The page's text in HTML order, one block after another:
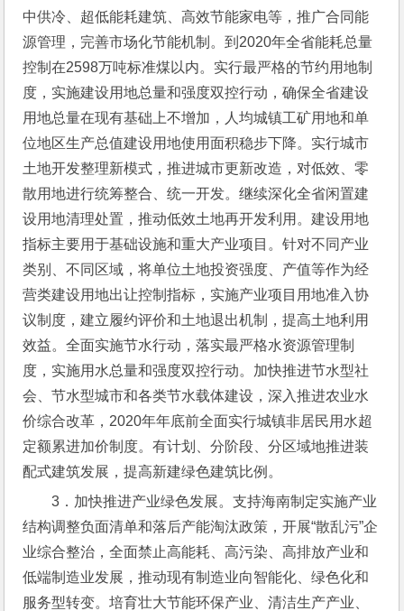
中供冷、超低能耗建筑、高效节能家电等，推广合同能
源管理，完善市场化节能机制。到2020年全省能耗总量
控制在2598万吨标准煤以内。实行最严格的节约用地制
度，实施建设用地总量和强度双控行动，确保全省建设
用地总量在现有基础上不增加，人均城镇工矿用地和单
位地区生产总值建设用地使用面积稳步下降。实行城市
土地开发整理新模式，推进城市更新改造，对低效、零
散用地进行统筹整合、统一开发。继续深化全省闲置建
设用地清理处置，推动低效土地再开发利用。建设用地
指标主要用于基础设施和重大产业项目。针对不同产业
类别、不同区域，将单位土地投资强度、产值等作为经
营类建设用地出让控制指标，实施产业项目用地准入协
议制度，建立履约评价和土地退出机制，提高土地利用
效益。全面实施节水行动，落实最严格水资源管理制
度，实施用水总量和强度双控行动。加快推进节水型社
会、节水型城市和各类节水载体建设，深入推进农业水
价综合改革，2020年年底前全面实行城镇非居民用水超
定额累进加价制度。有计划、分阶段、分区域地推进装
配式建筑发展，提高新建绿色建筑比例。
3．加快推进产业绿色发展。支持海南制定实施产业
结构调整负面清单和落后产能淘汰政策，开展“散乱污”企
业综合整治，全面禁止高能耗、高污染、高排放产业和
低端制造业发展，推动现有制造业向智能化、绿色化和
服务型转变。培育壮大节能环保产业、清洁生产产业、